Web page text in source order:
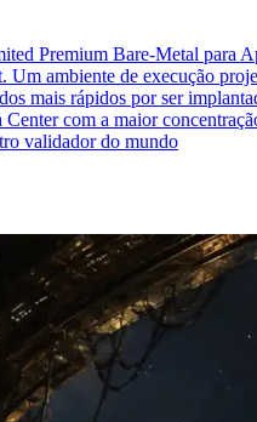
Premium Bare-Metal para
Um ambiente de execução
mais rápidos por ser
Center com a maior
validador do mundo